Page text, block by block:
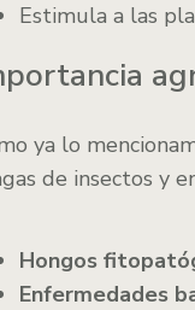
Estimula a las
ya lo
de insectos y
Hongos
Enfermedades